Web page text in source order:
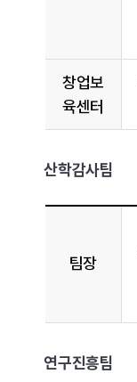
창업보
육센터
산학감사팀
팀장
연구진흥팀